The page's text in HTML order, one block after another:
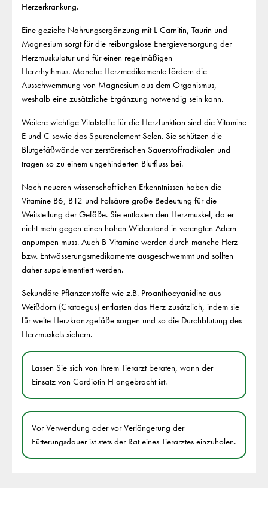
Herzerkrankung.
Eine gezielte Nahrungsergänzung mit L-Carnitin, Taurin und
Magnesium sorgt für die reibungslose Energieversorgung der
Herzmuskulatur und für einen regelmäßigen
Herzrhythmus. Manche Herzmedikamente fördern die
Ausschwemmung von Magnesium aus dem Organismus,
weshalb eine zusätzliche Ergänzung notwendig sein kann.
Weitere wichtige Vitalstoffe für die Herzfunktion sind die Vitamine
E und C sowie das Spurenelement Selen. Sie schützen die
Blutgefäßwände vor zerstörerischen Sauerstoffradikalen und
tragen so zu einem ungehinderten Blutfluss bei.
Nach neueren wissenschaftlichen Erkenntnissen haben die
Vitamine B6, B12 und Folsäure große Bedeutung für die
Weitstellung der Gefäße. Sie entlasten den Herzmuskel, da er
nicht mehr gegen einen hohen Widerstand in verengten Adern
anpumpen muss. Auch B-Vitamine werden durch manche Herz-
bzw. Entwässerungsmedikamente ausgeschwemmt und sollten
daher supplementiert werden.
Sekundäre Pflanzenstoffe wie z.B. Proanthocyanidine aus
Weißdorn (Crataegus) entlasten das Herz zusätzlich, indem sie
für weite Herzkranzgefäße sorgen und so die Durchblutung des
Herzmuskels sichern.
Lassen Sie sich von Ihrem Tierarzt beraten, wann der
Einsatz von Cardiotin H angebracht ist.
Vor Verwendung oder vor Verlängerung der
Fütterungsdauer ist stets der Rat eines Tierarztes einzuholen.